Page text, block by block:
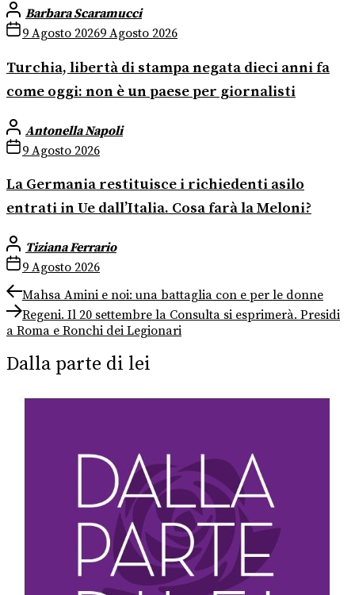
Barbara Scaramucci
9 Agosto 20269 Agosto 2026
Turchia, libertà di stampa negata dieci anni fa
come oggi: non è un paese per giornalisti
Antonella Napoli
9 Agosto 2026
La Germania restituisce i richiedenti asilo
entrati in Ue dall’Italia. Cosa farà la Meloni?
Tiziana Ferrario
9 Agosto 2026
Navigazione
articoli
Previous
post:
Mahsa Amini e noi: una battaglia con e per le donne
Next
post:
Regeni. Il 20 settembre la Consulta si esprimerà. Presidi
a Roma e Ronchi dei Legionari
Dalla parte di lei